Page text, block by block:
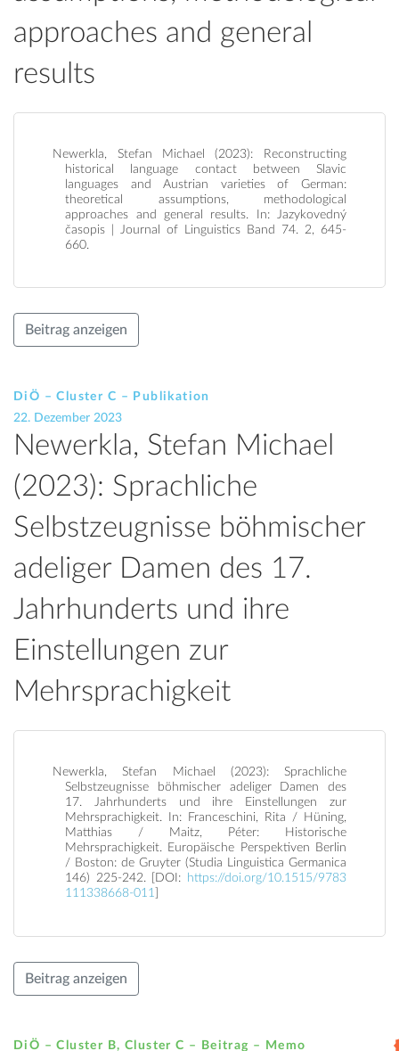
approaches and general
results
Newerkla, Stefan Michael (2023): Reconstructing
historical language contact between Slavic
languages and Austrian varieties of German:
theoretical assumptions, methodological
approaches and general results. In: Jazykovedný
časopis | Journal of Linguistics Band 74. 2, 645-
660.
Beitrag anzeigen
DiÖ – Cluster C – Publikation
22. Dezember 2023
Newerkla, Stefan Michael
(2023): Sprachliche
Selbstzeugnisse böhmischer
adeliger Damen des 17.
Jahrhunderts und ihre
Einstellungen zur
Mehrsprachigkeit
Newerkla, Stefan Michael (2023): Sprachliche
Selbstzeugnisse böhmischer adeliger Damen des
17. Jahrhunderts und ihre Einstellungen zur
Mehrsprachigkeit. In: Franceschini, Rita / Hüning,
Matthias / Maitz, Péter: Historische
Mehrsprachigkeit. Europäische Perspektiven Berlin
/ Boston: de Gruyter (Studia Linguistica Germanica
146) 225-242. [DOI:
https://doi.org/10.1515/9783
111338668-011
Beitrag anzeigen
DiÖ – Cluster B, Cluster C – Beitrag – Memo